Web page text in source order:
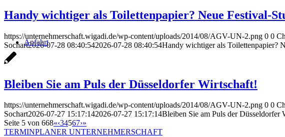
Anfahrt
Handy wichtiger als Toilettenpapier? Neue Festival-
https://unternehmerschaft.wigadi.de/wp-content/uploads/2014/08/AGV-UN-2.png 0 0
Sochart2026-07-28 08:40:542026-07-28 08:40:54Handy wichtiger als Toilettenpapier?
Bleiben Sie am Puls der Düsseldorfer Wirtschaft!
https://unternehmerschaft.wigadi.de/wp-content/uploads/2014/08/AGV-UN-2.png 0 0
Sochart2026-07-27 15:17:142026-07-27 15:17:14Bleiben Sie am Puls der Düsseldorfer
Seite 5 von 668«‹34567›»
TERMINPLANER UNTERNEHMERSCHAFT